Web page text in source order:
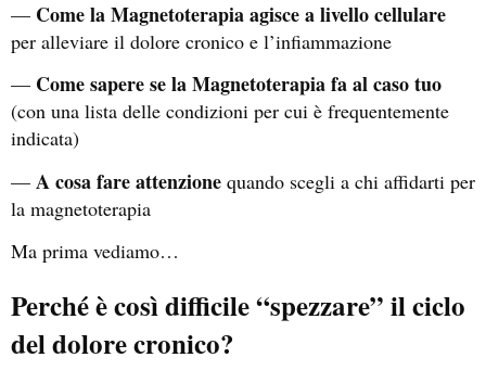
— Come la Magnetoterapia agisce a livello cellulare
per alleviare il dolore cronico e l’infiammazione
— Come sapere se la Magnetoterapia fa al caso tuo
(con una lista delle condizioni per cui è frequentemente
indicata)
— A cosa fare attenzione quando scegli a chi affidarti per
la magnetoterapia
Ma prima vediamo…
Perché è così difficile “spezzare” il ciclo
del dolore cronico?